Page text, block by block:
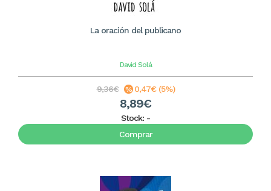
La oración del publicano
David Solá
9,36€ 0,47€ (5%)
8,89€
Stock: -
Comprar